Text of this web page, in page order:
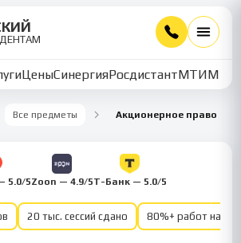
ЦеныСинергияРосдистантМТИММУ
Все предметы Акционерное право
5.0/5Zoon — 4.9/5Т-Банк — 5.0/5
20 тыс. сессий сдано 80%+ работ на